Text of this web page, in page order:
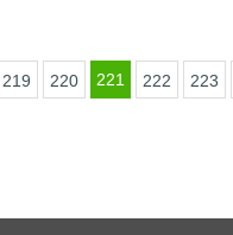
219 220 221 222 223